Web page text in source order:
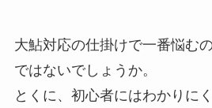
大鮎対応の仕掛けで一番悩む
ではないでしょうか。
とくに、初心者にはわかりに